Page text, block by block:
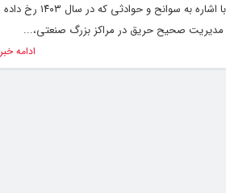
وی نیز علاوه بر مدیریت عملیات، در ساعات اداری پاسخگوی نیاز شهروندان هستند. روضه خوان با اشاره به سوانح و حوادثی که در سال ۱۴۰۳ رخ داده
مدیریت صحیح حریق در مراکز بزرگ صنعتی،...
ادامه خبر